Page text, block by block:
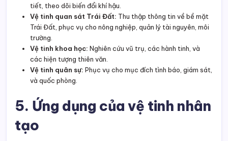
tiết, theo dõi biến đổi khí hậu.
Vệ tinh quan sát Trái Đất: Thu thập thông tin về bề mặt
Trái Đất, phục vụ cho nông nghiệp, quản lý tài nguyên, môi
trường.
Vệ tinh khoa học: Nghiên cứu vũ trụ, các hành tinh, và
các hiện tượng thiên văn.
Vệ tinh quân sự: Phục vụ cho mục đích tình báo, giám sát,
và quốc phòng.
5. Ứng dụng của vệ tinh nhân
tạo